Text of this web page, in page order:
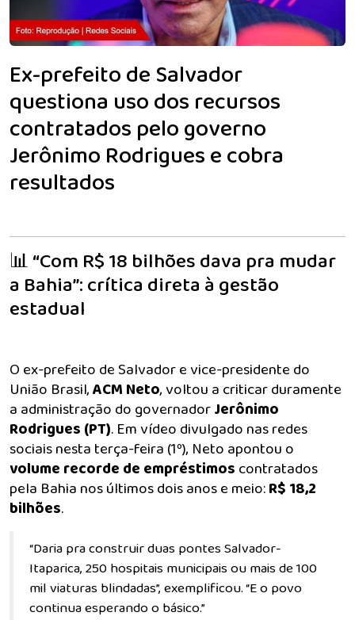
Ex-prefeito de Salvador
questiona uso dos recursos
contratados pelo governo
Jerônimo Rodrigues e cobra
resultados
📊 “Com R$ 18 bilhões dava pra mudar
a Bahia”: crítica direta à gestão
estadual
O ex-prefeito de Salvador e vice-presidente do
União Brasil,ACM Neto, voltou a criticar duramente
a administração do governadorJerônimo
Rodrigues (PT). Em vídeo divulgado nas redes
sociais nesta terça-feira (1º), Neto apontou o
volume recorde de empréstimoscontratados
pela Bahia nos últimos dois anos e meio:R$ 18,2
bilhões.
“Daria pra construir duas pontes Salvador-
Itaparica, 250 hospitais municipais ou mais de 100
mil viaturas blindadas”, exemplificou. “E o povo
continua esperando o básico.”